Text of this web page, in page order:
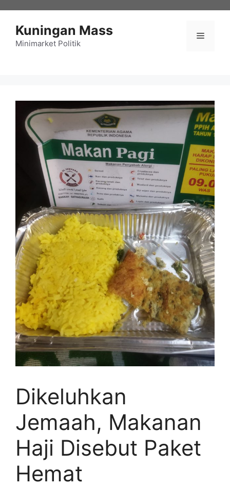
Kuningan Mass
Minimarket Politik
Menu
Dikeluhkan
Jemaah, Makanan
Haji Disebut Paket
Hemat